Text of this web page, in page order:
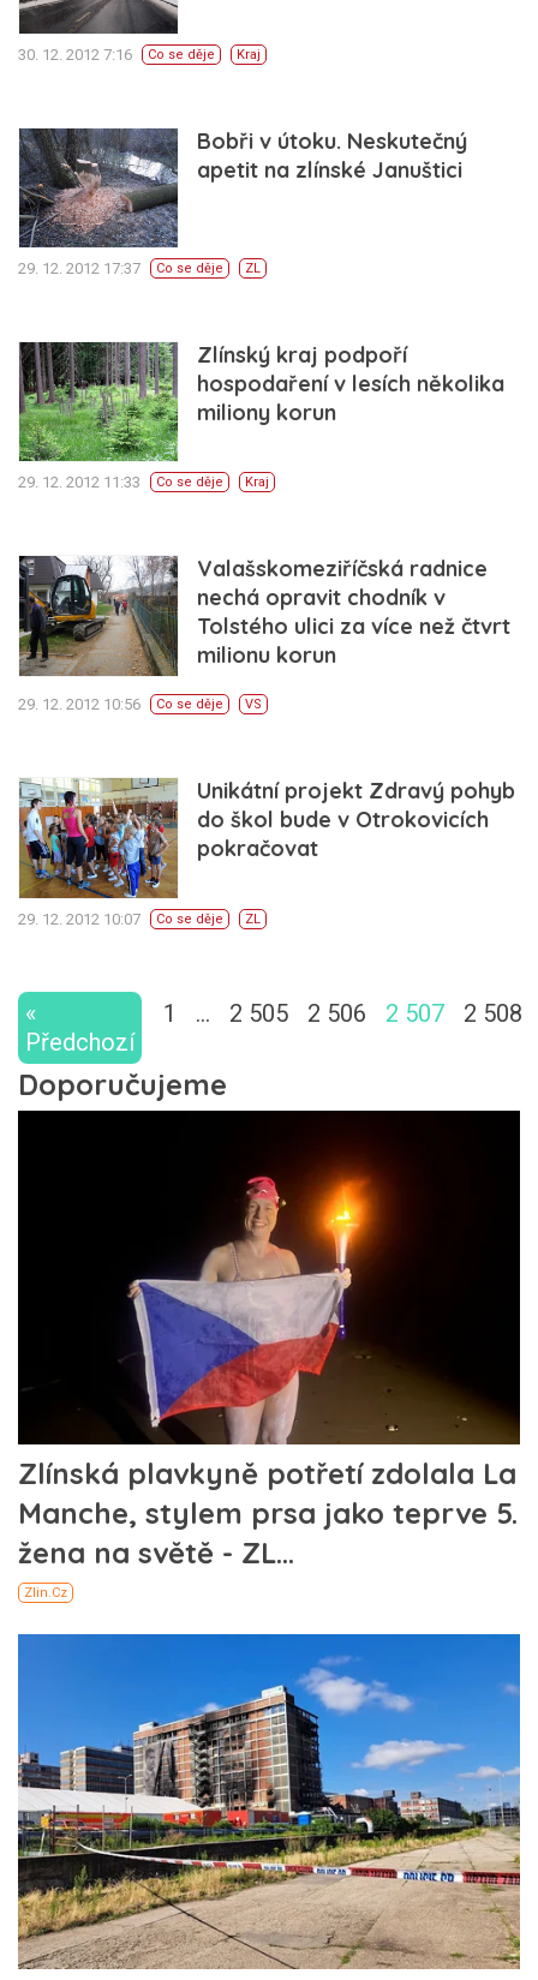
30. 12. 2012 7:16 Co se děje Kraj
Bobři v útoku. Neskutečný
apetit na zlínské Januštici
29. 12. 2012 17:37 Co se děje ZL
Zlínský kraj podpoří
hospodaření v lesích několika
miliony korun
29. 12. 2012 11:33 Co se děje Kraj
Valašskomeziříčská radnice
nechá opravit chodník v
Tolstého ulici za více než čtvrt
milionu korun
29. 12. 2012 10:56 Co se děje VS
Unikátní projekt Zdravý pohyb
do škol bude v Otrokovicích
pokračovat
29. 12. 2012 10:07 Co se děje ZL
«
Předchozí
1 … 2 505 2 506 2 507 2 508